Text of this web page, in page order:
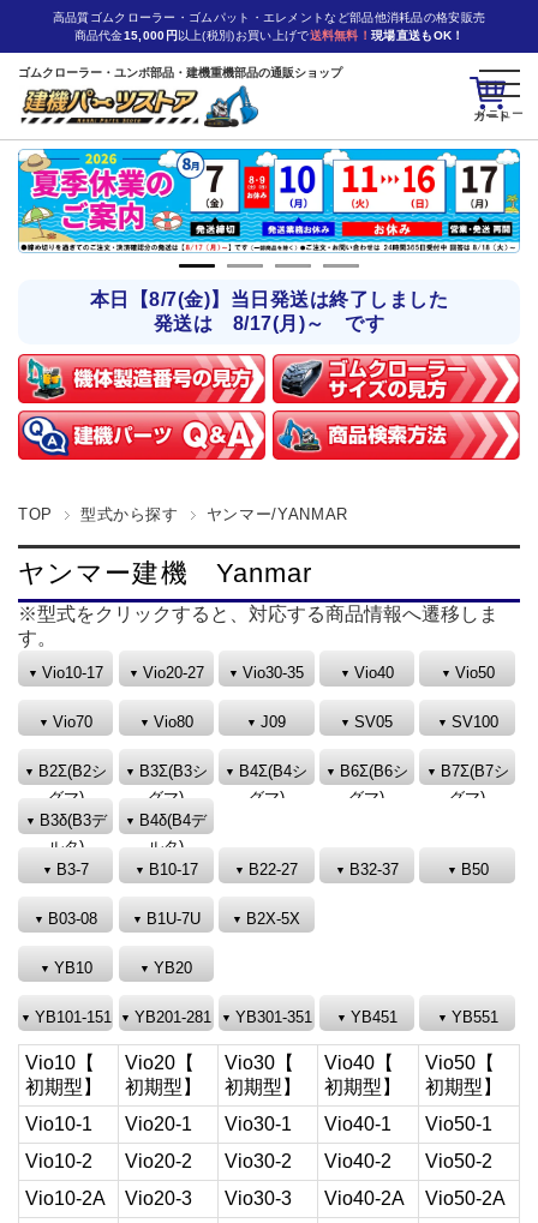
カート
高品質ゴムクローラー・ゴムパット・エレメントなど部品他消耗品の格安販売
商品代金15,000円 以上(税別)お買い上げで送料無料！ 現場直送もOK！
ゴムクローラー・ユンボ部品・建機重機部品の通販ショップ
本日【8/7(金)】当日発送は終了しました
発送は 8/17(月)～ です
TOP 型式から探す ヤンマー/YANMAR
ヤンマー建機 Yanmar
※型式をクリックすると、対応する商品情報へ遷移しま
す。
Vio10-17 Vio20-27 Vio30-35 Vio40 Vio50
Vio70 Vio80 J09 SV05 SV100
B2Σ(B2シ
グマ)
B3Σ(B3シ
グマ)
B4Σ(B4シ
グマ)
B6Σ(B6シ
グマ)
B7Σ(B7シ
グマ)
B3δ(B3デ
ルタ)
B4δ(B4デ
ルタ)
B3-7
B10-17 B22-27 B32-37 B50
B03-08 B1U-7U B2X-5X
YB10 YB20
YB101-151 YB201-281 YB301-351 YB451 YB551
Vio10【
初期型】
Vio20【
初期型】
Vio30【
初期型】
Vio40【
初期型】
Vio50【
初期型】
Vio10-1
Vio20-1 Vio30-1 Vio40-1
Vio50-1
Vio10-2
Vio20-2 Vio30-2 Vio40-2
Vio50-2
Vio10-2A
Vio20-3 Vio30-3 Vio40-2A
Vio50-2A